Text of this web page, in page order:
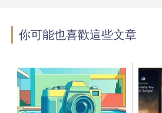
你可能也喜歡這些文章